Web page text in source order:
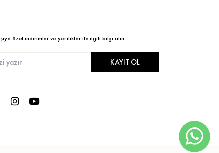
özel indirimler ve yenilikler ile ilgili bilgi alın
KAYIT OL